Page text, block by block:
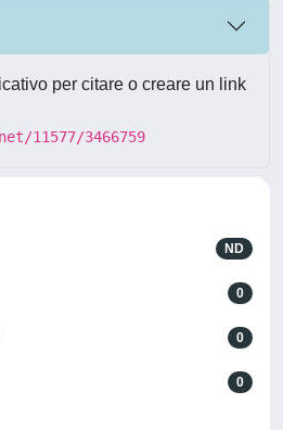
per citare o creare un link
11577/3466759
ND
0
0
0